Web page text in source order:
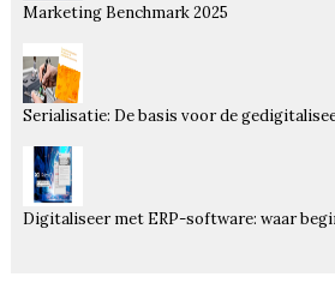
Marketing Benchmark 2025
Serialisatie: De basis voor de
Digitaliseer met ERP-software: waar